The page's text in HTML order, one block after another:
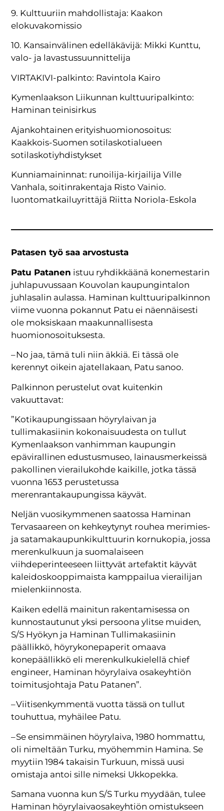
9. Kulttuuriin mahdollistaja: Kaakon
elokuvakomissio
10. Kansainvälinen edelläkävijä: Mikki Kunttu,
valo- ja lavastussuunnittelija
VIRTAKIVI-palkinto: Ravintola Kairo
Kymenlaakson Liikunnan kulttuuripalkinto:
Haminan teinisirkus
Ajankohtainen erityishuomionosoitus:
Kaakkois-Suomen sotilaskotialueen
sotilaskotiyhdistykset
Kunniamaininnat: runoilija-kirjailija Ville
Vanhala, soitinrakentaja Risto Vainio.
luontomatkailuyrittäjä Riitta Noriola-Eskola
Patasen työ saa arvostusta
Patu Patanen istuu ryhdikkäänä konemestarin
juhlapuvussaan Kouvolan kaupungintalon
juhlasalin aulassa. Haminan kulttuuripalkinnon
viime vuonna pokannut Patu ei näennäisesti
ole moksiskaan maakunnallisesta
huomionosoituksesta.
– No jaa, tämä tuli niin äkkiä. Ei tässä ole
kerennyt oikein ajatellakaan, Patu sanoo.
Palkinnon perustelut ovat kuitenkin
vakuuttavat:
”Kotikaupungissaan höyrylaivan ja
tullimakasiinin kokonaisuudesta on tullut
Kymenlaakson vanhimman kaupungin
epävirallinen edustusmuseo, lainausmerkeissä
pakollinen vierailukohde kaikille, jotka tässä
vuonna 1653 perustetussa
merenrantakaupungissa käyvät.
Neljän vuosikymmenen saatossa Haminan
Tervasaareen on kehkeytynyt rouhea merimies-
ja satamakaupunkikulttuurin kornukopia, jossa
merenkulkuun ja suomalaiseen
viihdeperinteeseen liittyvät artefaktit käyvät
kaleidoskooppimaista kamppailua vierailijan
mielenkiinnosta.
Kaiken edellä mainitun rakentamisessa on
kunnostautunut yksi persoona ylitse muiden,
S/S Hyökyn ja Haminan Tullimakasiinin
päällikkö, höyrykonepaperit omaava
konepäällikkö eli merenkulkukielellä chief
engineer, Haminan höyrylaiva osakeyhtiön
toimitusjohtaja Patu Patanen”.
– Viitisenkymmentä vuotta tässä on tullut
touhuttua, myhäilee Patu.
– Se ensimmäinen höyrylaiva, 1980 hommattu,
oli nimeltään Turku, myöhemmin Hamina. Se
myytiin 1984 takaisin Turkuun, missä uusi
omistaja antoi sille nimeksi Ukkopekka.
Samana vuonna kun S/S Turku myydään, tulee
Haminan höyrylaivaosakeyhtiön omistukseen